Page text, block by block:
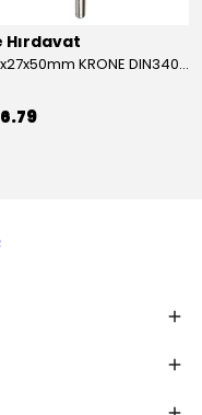
Hırdavat
0.80x27x50mm KRONE DIN340 UZUN MATKAP UCU HSS 10 Adet